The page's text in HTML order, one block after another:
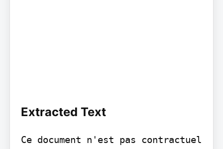
Extracted Text
Ce document n'est pas contractuel